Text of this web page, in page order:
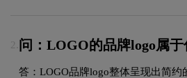
2. 问：LOGO的品牌logo属于
答：LOGO品牌logo整体呈现出简约